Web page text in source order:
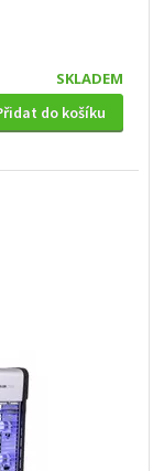
SKLADEM
do košíku